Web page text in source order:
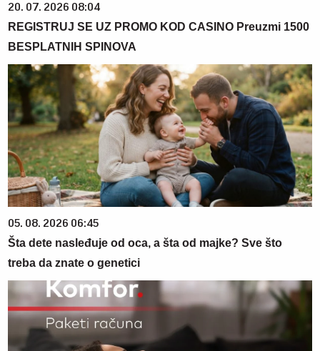
20. 07. 2026 08:04
REGISTRUJ SE UZ PROMO KOD CASINO Preuzmi 1500
BESPLATNIH SPINOVA
05. 08. 2026 06:45
Šta dete nasleđuje od oca, a šta od majke? Sve što
treba da znate o genetici